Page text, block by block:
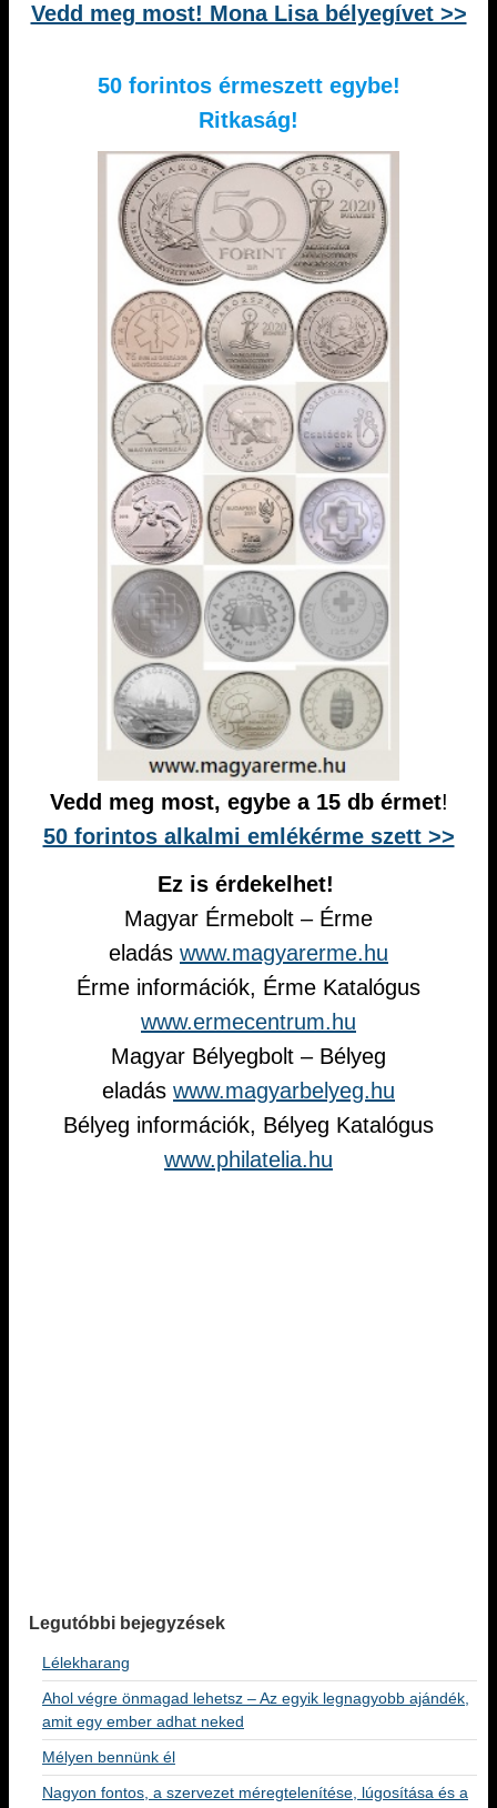
Vedd meg most! Mona Lisa bélyegívet >>
50 forintos érmeszett egybe!
Ritkaság!
Vedd meg most, egybe a 15 db érmet!
50 forintos alkalmi emlékérme szett >>
Ez is érdekelhet!
Magyar Érmebolt – Érme
eladás www.magyarerme.hu
Érme információk, Érme Katalógus
www.ermecentrum.hu
Magyar Bélyegbolt – Bélyeg
eladás www.magyarbelyeg.hu
Bélyeg információk, Bélyeg Katalógus
www.philatelia.hu
Legutóbbi bejegyzések
Lélekharang
Ahol végre önmagad lehetsz – Az egyik legnagyobb ajándék,
amit egy ember adhat neked
Mélyen bennünk él
Nagyon fontos, a szervezet méregtelenítése, lúgosítása és a